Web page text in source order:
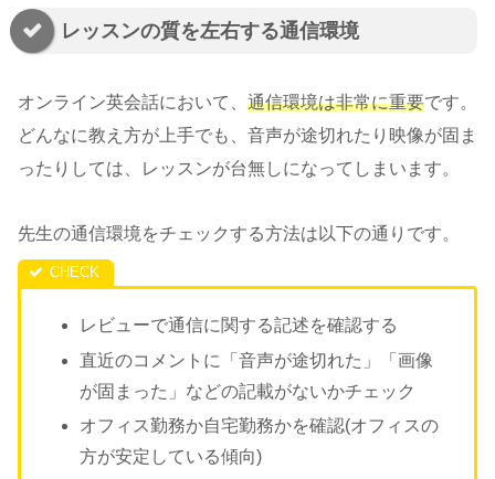
レッスンの質を左右する通信環境
オンライン英会話において、 通信環境は非常に重要です。
どんなに教え方が上手でも、音声が途切れたり映像が固ま
ったりしては、レッスンが台無しになってしまいます。
先生の通信環境をチェックする方法は以下の通りです。
レビューで通信に関する記述を確認する
直近のコメントに「音声が途切れた」「画像
が固まった」などの記載がないかチェック
オフィス勤務か自宅勤務かを確認(オフィスの
方が安定している傾向)